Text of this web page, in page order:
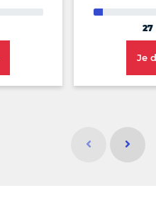
27
Je
Idée Idée